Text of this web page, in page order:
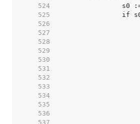
   524
   525
   526
   527
   528
   529
   530
   531
   532
   533
   534
   535
   536
   537